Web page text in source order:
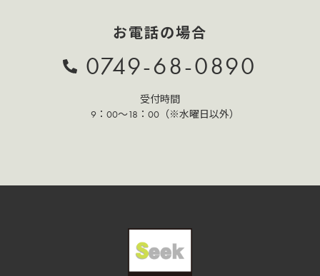
お電話の場合
0749-68-0890
受付時間
9：00～18：00（※水曜日以外）